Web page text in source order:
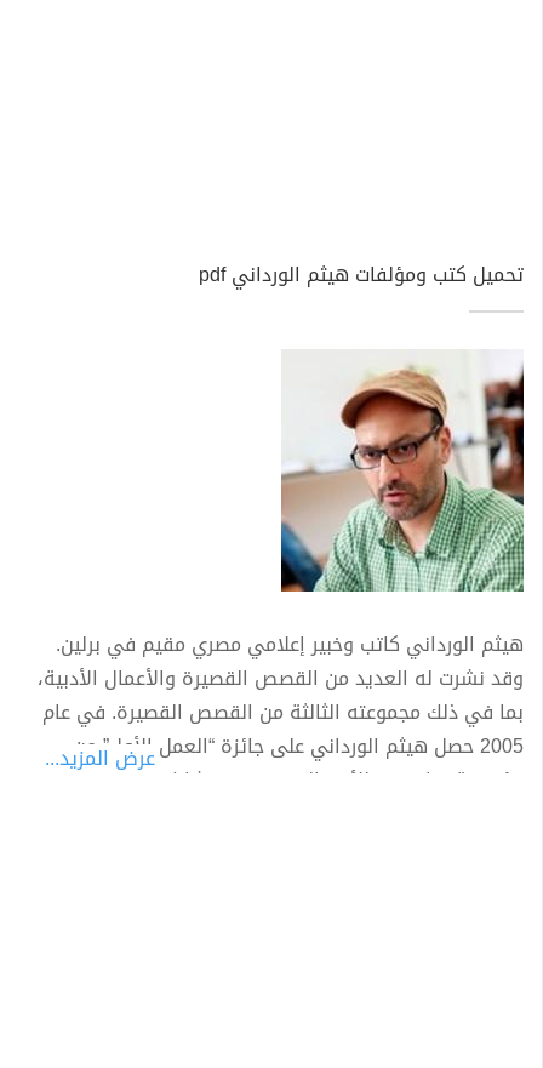
تحميل كتب ومؤلفات هيثم الورداني pdf
هيثم الورداني كاتب وخبير إعلامي مصري مقيم في برلين.
وقد نشرت له العديد من القصص القصيرة والأعمال الأدبية،
بما في ذلك مجموعته الثالثة من القصص القصيرة. في عام
2005 حصل هيثم الورداني على جائزة “العمل الأول” من
مؤسسة ساويرس للأدب المصري. وقد شارك في عدد من
عرض المزيد...